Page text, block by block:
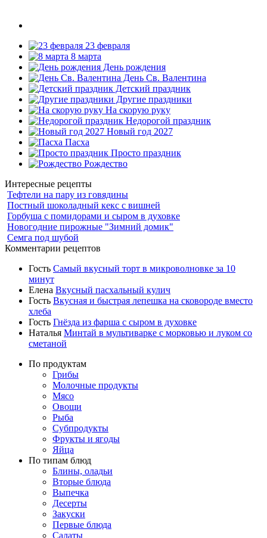
23 февраля
8 марта
День рождения
День Св. Валентина
Детский праздник
Другие праздники
На скорую руку
Недорогой праздник
Новый год 2027
Пасха
Просто праздник
Рождество
Интересные рецепты
Тефтели на пару из говядины
Постный шоколадный кекс с вишней
Горбуша с помидорами и сыром в духовке
Новогодние пирожные "Зимний домик"
Семга под шубой
Комментарии рецептов
Гость Самый вкусный торт в микроволновке за 10
минут
Елена Вкусный пасхальный кулич
Гость Вкусная и быстрая лепешка на сковороде вместо
хлеба
Гость Гнёзда из фарша с сыром в духовке
Наталья Минтай в мультиварке с морковью и луком со
сметаной
По продуктам
Грибы
Молочные продукты
Мясо
Овощи
Рыба
Субпродукты
Фрукты и ягоды
Яйца
По типам блюд
Блины, оладьи
Вторые блюда
Выпечка
Десерты
Закуски
Первые блюда
Салаты